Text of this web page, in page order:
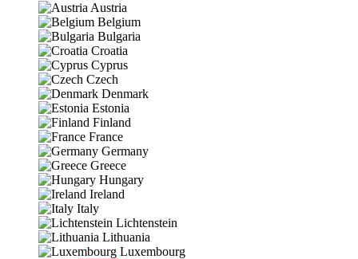
Austria
Belgium
Bulgaria
Croatia
Cyprus
Czech
Denmark
Estonia
Finland
France
Germany
Greece
Hungary
Ireland
Italy
Lichtenstein
Lithuania
Luxembourg